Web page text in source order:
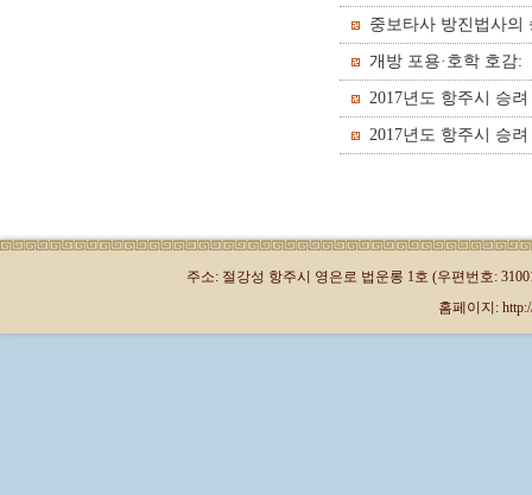
중보타사 방진법사의
개방 포용·호학 호감
2017년도 항주시 승
2017년도 항주시 승
주소: 절강성 항주시 영은로 법운롱 1호 (우편번호:
홈페이지: